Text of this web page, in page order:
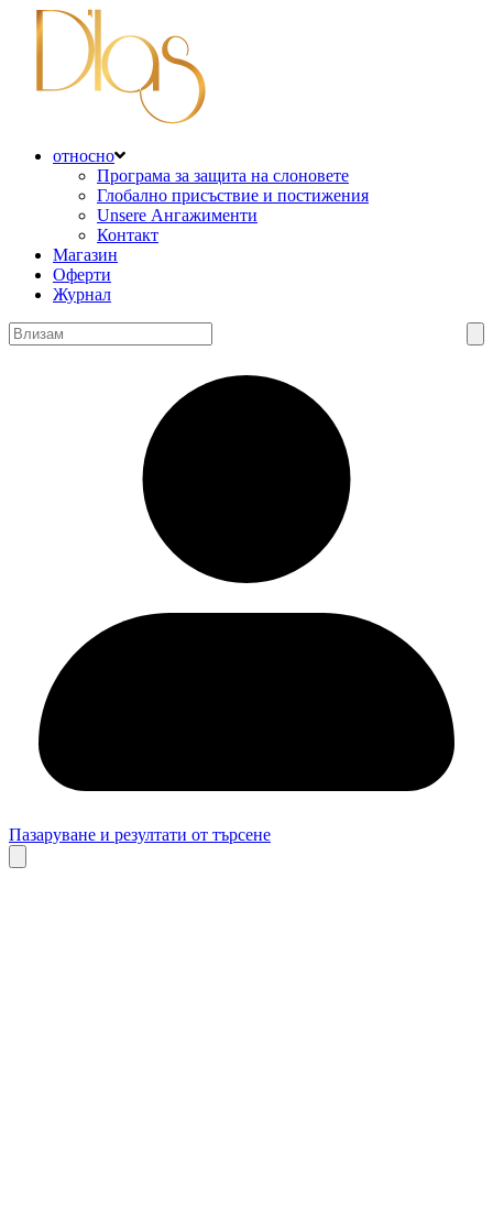
относно
Програма за защита на слоновете
Глобално присъствие и постижения
Unsere Ангажименти
Контакт
Магазин
Оферти
Журнал
Търсене
Пазаруване и резултати от търсене